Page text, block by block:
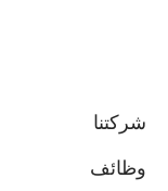
شركتنا
وظائف